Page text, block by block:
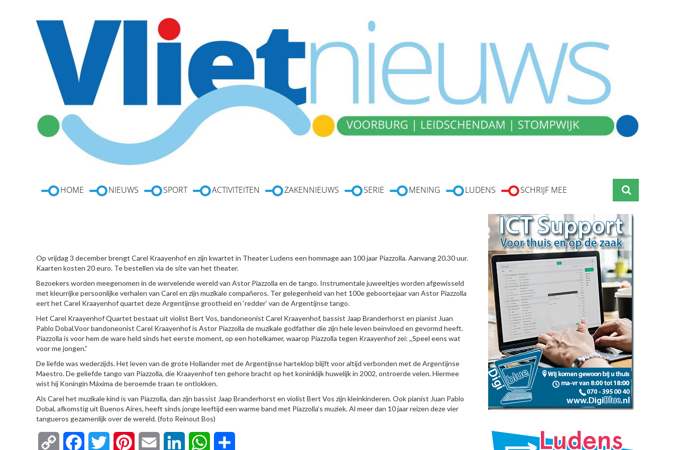
HOME NIEUWS SPORT ACTIVITEITEN ZAKENNIEUWS SERIE MENING LUDENS SCHRIJF MEE
Op vrijdag 3 december brengt Carel Kraayenhof en zijn kwartet in Theater Ludens een hommage aan 100 jaar Piazzolla. Aanvang 20.30 uur.
Kaarten kosten 20 euro. Te bestellen via de site van het theater.
Bezoekers worden meegenomen in de wervelende wereld van Astor Piazzolla en de tango. Instrumentale juweeltjes worden afgewisseld
met kleurrijke persoonlijke verhalen van Carel en zijn muzikale compañeros. Ter gelegenheid van het 100e geboortejaar van Astor Piazzolla
eert het Carel Kraayenhof quartet deze Argentijnse grootheid en ‘redder’ van de Argentijnse tango.
Het Carel Kraayenhof Quartet bestaat uit violist Bert Vos, bandoneonist Carel Kraayenhof, bassist Jaap Branderhorst en pianist Juan
Pablo Dobal.Voor bandoneonist Carel Kraayenhof is Astor Piazzolla de muzikale godfather die zijn hele leven beïnvloed en gevormd heeft.
Piazzolla is voor hem de ware held sinds het eerste moment, op een hotelkamer, waarop Piazzolla tegen Kraayenhof zei: ,,Speel eens wat
voor me jongen.”
De liefde was wederzijds. Het leven van de grote Hollander met de Argentijnse harteklop blijft voor altijd verbonden met de Argentijnse
Maestro. De geliefde tango van Piazzolla, die Kraayenhof ten gehore bracht op het koninklijk huwelijk in 2002, ontroerde velen. Hiermee
wist hij Koningin Máxima de beroemde traan te ontlokken.
Als Carel het muzikale kind is van Piazzolla, dan zijn bassist Jaap Branderhorst en violist Bert Vos zijn kleinkinderen. Ook pianist Juan Pablo
Dobal, afkomstig uit Buenos Aires, heeft sinds jonge leeftijd een warme band met Piazzolla’s muziek. Al meer dan 10 jaar reizen deze vier
tangueros gezamenlijk over de wereld. (foto Reinout Bos)
Copy FacebookTwitter Pinterest Email LinkedIn WhatsApp